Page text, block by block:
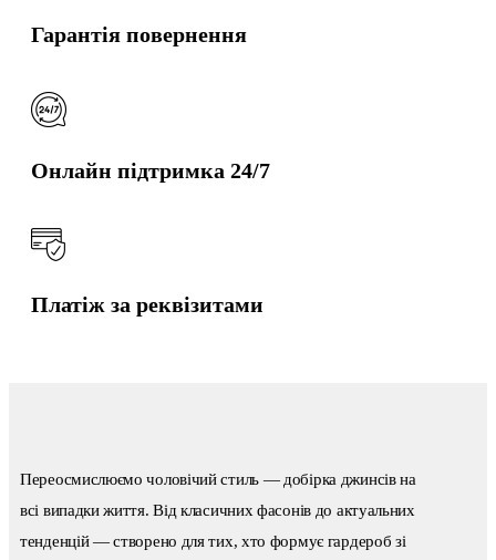
Гарантія повернення
Онлайн підтримка 24/7
Платіж за реквізитами
Переосмислюємо чоловічий стиль — добірка джинсів на
всі випадки життя. Від класичних фасонів до актуальних
тенденцій — створено для тих, хто формує гардероб зі